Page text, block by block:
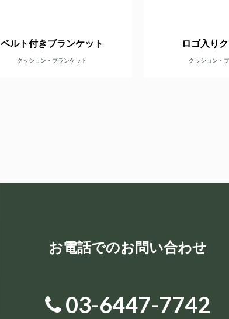
ベルト付きブランケット
クッション・ブランケット
ロゴ入り
クッション・
お電話でのお問い合わせ
03-6447-7742